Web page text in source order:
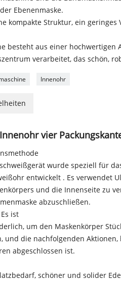
Ebenenmaske.
kompakte Struktur, ein
besteht aus einer
verarbeitet, das schön,
Innenohr
vier
wurde speziell für
entwickelt . Es verwendet
und die Innenseite zu
abzuschließen.
ist
um den Maskenkörper
und die nachfolgenden
abgeschlossen ist.
schöner und solider